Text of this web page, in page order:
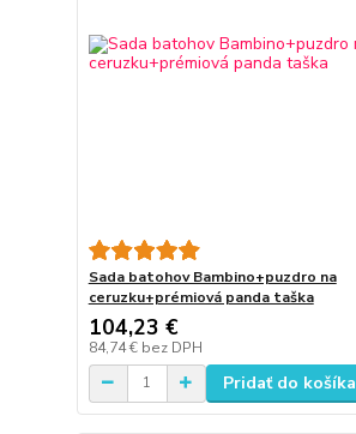
Sada batohov Bambino+puzdro na
ceruzku+prémiová panda taška
104,23 €
84,74 € bez DPH
Pridať do košíka